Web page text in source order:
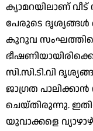
ക്യാമറയിലാണ് വീട്
പേരുടെ ദൃശ്യങ്ങള്‍
കുറുവ
സി.സി.ടി.വി
ജാഗ്രത
ചെയ്തിരുന്നു.
യുവാക്കളെ